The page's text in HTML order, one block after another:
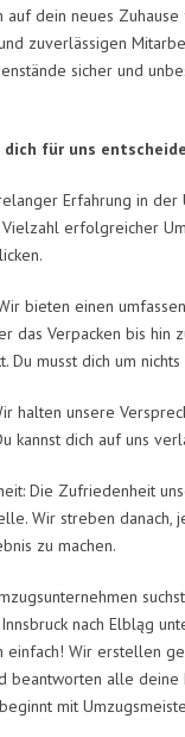
auf dein neues Zuhause
zuverlässigen
sicher und
für uns
Erfahrung in der
erfolgreicher
bieten einen
das Verpacken bis hin
Du musst dich um nichts
halten unsere
kannst dich auf uns
Die Zufriedenheit
Wir streben danach,
zu machen.
nach Elbląg
einfach! Wir erstellen
beantworten alle deine
mit